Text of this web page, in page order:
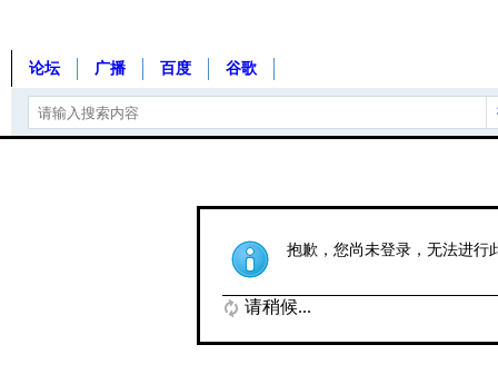
论坛 广播 百度 谷歌
抱歉，您尚未登录，无法进行
请稍候...